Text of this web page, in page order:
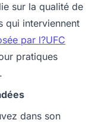
sur la qualité de
qui interviennent
par l?UFC
pratiques
dans son